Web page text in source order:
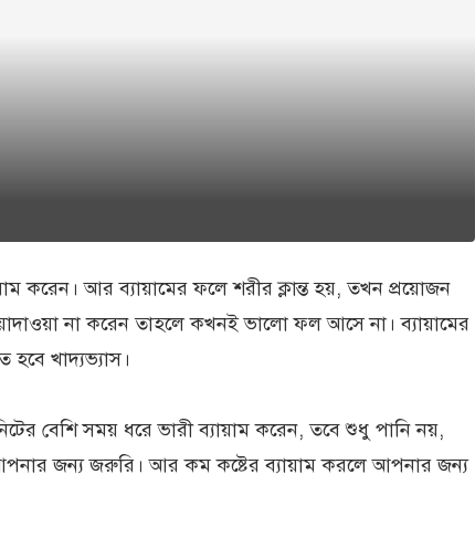
করেন। আর ব্যায়ামের ফলে শরীর ক্লান্ত হয়, তখন প্রয়োজন
না করেন তাহলে কখনই ভালো ফল আসে না। ব্যায়ামের
খাদ্যভ্যাস।
বেশি সময় ধরে ভারী ব্যায়াম করেন, তবে শুধু পানি নয়,
জন্য জরুরি। আর কম কষ্টের ব্যায়াম করলে আপনার জন্য